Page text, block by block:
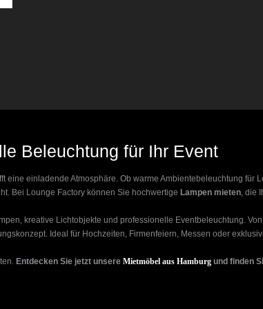
Beleuchtung für Ihr Event
eine einladende Atmosphäre. Ob warme Ambientebeleuchtung
Bei Lounge Factory können Sie hochwertige Lampen mieten, die
kreative Lichtobjekte und professionelle Eventbeleuchtung.
Ideal für Hochzeiten, Firmenfeiern, Messen oder
Entdecken Sie jetzt unsere Mietmöbel aus Hamburg und finden